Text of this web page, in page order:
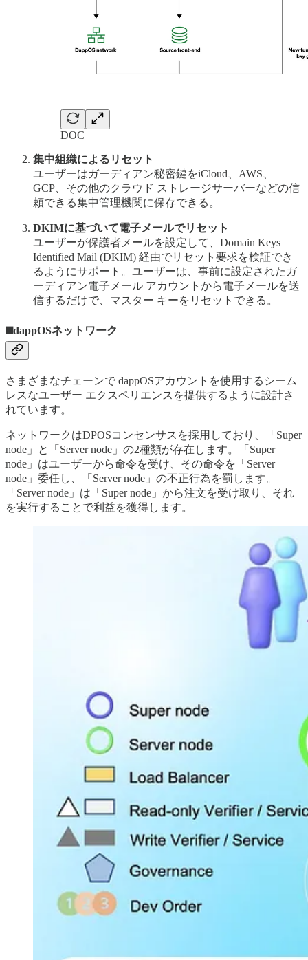
DOC
集中組織によるリセット
ユーザーはガーディアン秘密鍵をiCloud、AWS、
GCP、その他のクラウド ストレージサーバーなどの信
頼できる集中管理機関に保存できる。
DKIMに基づいて電子メールでリセット
ユーザーが保護者メールを設定して、Domain Keys
Identified Mail (DKIM) 経由でリセット要求を検証でき
るようにサポート。ユーザーは、事前に設定されたガ
ーディアン電子メール アカウントから電子メールを送
信するだけで、マスター キーをリセットできる。
◼️dappOSネットワーク
さまざまなチェーンで dappOSアカウントを使用するシーム
レスなユーザー エクスペリエンスを提供するように設計さ
れています。
ネットワークはDPOSコンセンサスを採用しており、「Super
node」と「Server node」の2種類が存在します。「Super
node」はユーザーから命令を受け、その命令を「Server
node」委任し、「Server node」の不正行為を罰します。
「Server node」は「Super node」から注文を受け取り、それ
を実行することで利益を獲得します。